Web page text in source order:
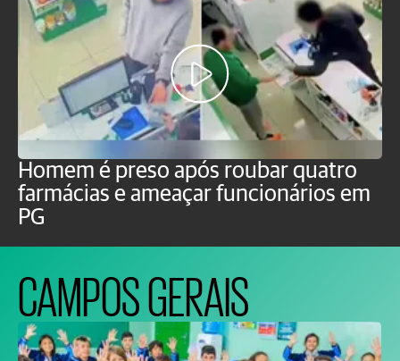
Homem é preso após roubar quatro
farmácias e ameaçar funcionários em
PG
CAMPOS GERAIS